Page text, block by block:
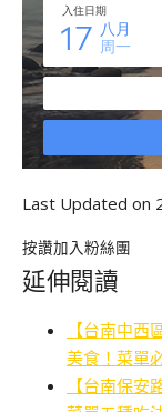
Last Updated on
按讚加入粉絲團
延伸閱讀
【台南中
美食！菜單
【台南保